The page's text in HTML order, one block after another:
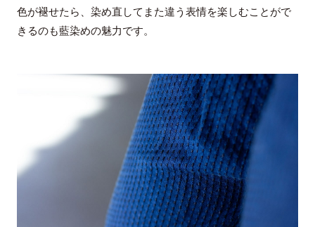
色が褪せたら、染め直してまた違う表情を楽しむことがで
きるのも藍染めの魅力です。